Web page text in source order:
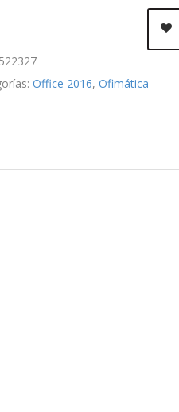
522327
Office 2016,Ofimática